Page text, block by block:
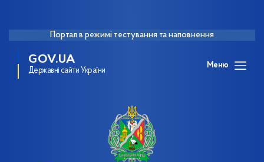
Портал в режимі тестування та наповнення
GOV.UA
Державні сайти України
Меню